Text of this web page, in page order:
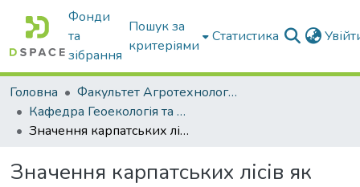
Фонди
та
зібрання
Пошук за
критеріями
Статистика
Головна
Факультет Агротехнологій та екології
Кафедра Геоекологія та землеустрій
Значення карпатських лісів як сучасного рефугіуму великих ссавців у Європі
Значення карпатських лісів як